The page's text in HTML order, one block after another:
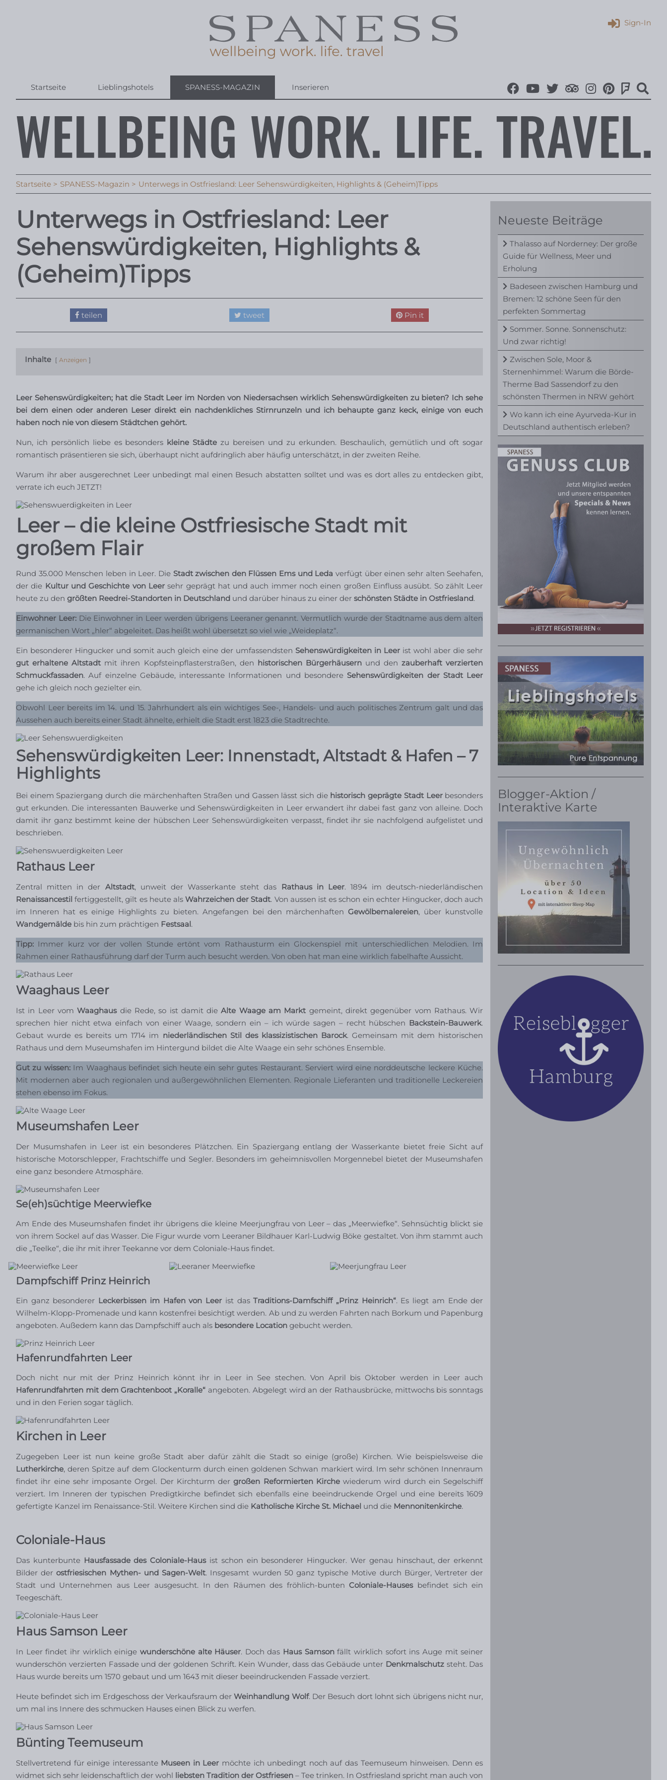
Startseite Lieblingshotels SPANESS-MAGAZIN Inserieren
Sign-In
Startseite SPANESS-Magazin Unterwegs in Ostfriesland: Leer Sehenswürdigkeiten, Highlights & (Geheim)Tipps
Unterwegs in Ostfriesland: Leer
Sehenswürdigkeiten, Highlights &
(Geheim)Tipps
teilen tweet Pin it
Inhalte Anzeigen
Leer Sehenswürdigkeiten; hat die Stadt Leer im Norden von Niedersachsen wirklich Sehenswürdigkeiten zu bieten? Ich sehe
bei dem einen oder anderen Leser direkt ein nachdenkliches Stirnrunzeln und ich behaupte ganz keck, einige von euch
haben noch nie von diesem Städtchen gehört.
Nun, ich persönlich liebe es besonders kleine Städte zu bereisen und zu erkunden. Beschaulich, gemütlich und oft sogar
romantisch präsentieren sie sich, überhaupt nicht aufdringlich aber häufig unterschätzt, in der zweiten Reihe.
Warum ihr aber ausgerechnet Leer unbedingt mal einen Besuch abstatten solltet und was es dort alles zu entdecken gibt,
verrate ich euch JETZT!
Leer – die kleine Ostfriesische Stadt mit
großem Flair
Rund 35.000 Menschen leben in Leer. Die Stadt zwischen den Flüssen Ems und Leda verfügt über einen sehr alten Seehafen,
der die Kultur und Geschichte von Leersehr geprägt hat und auch immer noch einen großen Einfluss ausübt. So zählt Leer
heute zu den größten Reedrei-Standorten in Deutschland und darüber hinaus zu einer der schönsten Städte in Ostfriesland.
Einwohner Leer: Die Einwohner in Leer werden übrigens Leeraner genannt. Vermutlich wurde der Stadtname aus dem alten
germanischen Wort „hler“ abgeleitet. Das heißt wohl übersetzt so viel wie „Weideplatz“.
Ein besonderer Hingucker und somit auch gleich eine der umfassendsten Sehenswürdigkeiten in Leer ist wohl aber die sehr
gut erhaltene Altstadt mit ihren Kopfsteinpflasterstraßen, den historischen Bürgerhäusernund denzauberhaft verzierten
Schmuckfassaden. Auf einzelne Gebäude, interessante Informationen und besondere Sehenswürdigkeiten der Stadt Leer
gehe ich gleich noch gezielter ein.
Obwohl Leer bereits im 14. und 15. Jahrhundert als ein wichtiges See-, Handels- und auch politisches Zentrum galt und das
Aussehen auch bereits einer Stadt ähnelte, erhielt die Stadt erst 1823 die Stadtrechte.
Sehenswürdigkeiten Leer: Innenstadt, Altstadt & Hafen – 7
Highlights
Bei einem Spaziergang durch die märchenhaften Straßen und Gassen lässt sich die historisch geprägte Stadt Leerbesonders
gut erkunden. Die interessanten Bauwerke und Sehenswürdigkeiten in Leer erwandert ihr dabei fast ganz von alleine. Doch
damit ihr ganz bestimmt keine der hübschen Leer Sehenswürdigkeiten verpasst, findet ihr sie nachfolgend aufgelistet und
beschrieben.
Rathaus Leer
Zentral mitten in der Altstadt, unweit der Wasserkante steht das Rathaus in Leer. 1894 im deutsch-niederländischen
Renaissancestil fertiggestellt, gilt es heute alsWahrzeichen der Stadt. Von aussen ist es schon ein echter Hingucker, doch auch
im Inneren hat es einige Highlights zu bieten. Angefangen bei den märchenhaftenGewölbemalereien, über kunstvolle
Wandgemälde bis hin zum prächtigen Festsaal.
Tipp: Immer kurz vor der vollen Stunde ertönt vom Rathausturm ein Glockenspiel mit unterschiedlichen Melodien. Im
Rahmen einer Rathausführung darf der Turm auch besucht werden. Von oben hat man eine wirklich fabelhafte Aussicht.
Waaghaus Leer
Ist in Leer vomWaaghaus die Rede, so ist damit dieAlte Waage am Markt gemeint, direkt gegenüber vom Rathaus. Wir
sprechen hier nicht etwa einfach von einer Waage, sondern ein – ich würde sagen – recht hübschen Backstein-Bauwerk.
Gebaut wurde es bereits um 1714 im niederländischen Stil des klassizistischen Barock. Gemeinsam mit dem historischen
Rathaus und dem Museumshafen im Hintergund bildet die Alte Waage ein sehr schönes Ensemble.
Gut zu wissen:Im Waaghaus befindet sich heute ein sehr gutes Restaurant. Serviert wird eine norddeutsche leckere Küche.
Mit modernen aber auch regionalen und außergewöhnlichen Elementen. Regionale Lieferanten und traditionelle Leckereien
stehen ebenso im Fokus.
Museumshafen Leer
Der Musumshafen in Leer ist ein besonderes Plätzchen. Ein Spaziergang entlang der Wasserkante bietet freie Sicht auf
historische Motorschlepper, Frachtschiffe und Segler. Besonders im geheimnisvollen Morgennebel bietet der Museumshafen
eine ganz besondere Atmosphäre.
Se(eh)süchtige Meerwiefke
Am Ende des Museumshafen findet ihr übrigens die kleine Meerjungfrau von Leer – das „Meerwiefke“. Sehnsüchtig blickt sie
von ihrem Sockel auf das Wasser. Die Figur wurde vom Leeraner Bildhauer Karl-Ludwig Böke gestaltet. Von ihm stammt auch
die „Teelke“, die ihr mit ihrer Teekanne vor dem Coloniale-Haus findet.
Dampfschiff Prinz Heinrich
Ein ganz besonderer Leckerbissen im Hafen von Leer ist dasTraditions-Damfschiff „Prinz Heinrich“. Es liegt am Ende der
Wilhelm-Klopp-Promenade und kann kostenfrei besichtigt werden. Ab und zu werden Fahrten nach Borkum und Papenburg
angeboten. Außedem kann das Dampfschiff auch als besondere Location gebucht werden.
Hafenrundfahrten Leer
Doch nicht nur mit der Prinz Heinrich könnt ihr in Leer in See stechen. Von April bis Oktober werden in Leer auch
Hafenrundfahrten mit dem Grachtenboot „Koralle“ angeboten. Abgelegt wird an der Rathausbrücke, mittwochs bis sonntags
und in den Ferien sogar täglich.
Kirchen in Leer
Zugegeben Leer ist nun keine große Stadt aber dafür zählt die Stadt so einige (große) Kirchen. Wie beispielsweise die
Lutherkirche, deren Spitze auf dem Glockenturm durch einen goldenen Schwan markiert wird. Im sehr schönen Innenraum
findet ihr eine sehr imposante Orgel. Der Kirchturm dergroßen Reformierten Kirchewiederum wird durch ein Segelschiff
verziert. Im Inneren der typischen Predigtkirche befindet sich ebenfalls eine beeindruckende Orgel und eine bereits 1609
gefertigte Kanzel im Renaissance-Stil. Weitere Kirchen sind die Katholische Kirche St. Michael und die Mennonitenkirche.
Coloniale-Haus
Das kunterbunte Hausfassade des Coloniale-Hausist schon ein besonderer Hingucker. Wer genau hinschaut, der erkennt
Bilder derostfriesischen Mythen- und Sagen-Welt. Insgesamt wurden 50 ganz typische Motive durch Bürger, Vertreter der
Stadt und Unternehmen aus Leer ausgesucht. In den Räumen des fröhlich-buntenColoniale-Hausesbefindet sich ein
Teegeschäft.
Haus Samson Leer
In Leer findet ihr wirklich einige wunderschöne alte Häuser. Doch das Haus Samsonfällt wirklich sofort ins Auge mit seiner
wunderschön verzierten Fassade und der goldenen Schrift. Kein Wunder, dass das Gebäude unter Denkmalschutzsteht. Das
Haus wurde bereits um 1570 gebaut und um 1643 mit dieser beeindruckenden Fassade verziert.
Heute befindet sich im Erdgeschoss der Verkaufsraum derWeinhandlung Wolf. Der Besuch dort lohnt sich übrigens nicht nur,
um mal ins Innere des schmucken Hauses einen Blick zu werfen.
Bünting Teemuseum
Stellvertretend für einige interessante Museen in Leer möchte ich unbedingt noch auf das Teemuseum hinweisen. Denn es
widmet sich sehr leidenschaftlich der wohl liebsten Tradition der Ostfriesen – Tee trinken. In Ostfriesland spricht man auch von
Neueste Beiträge
Thalasso auf Norderney: Der große
Guide für Wellness, Meer und
Erholung
Badeseen zwischen Hamburg und
Bremen: 12 schöne Seen für den
perfekten Sommertag
Sommer. Sonne. Sonnenschutz:
Und zwar richtig!
Zwischen Sole, Moor &
Sternenhimmel: Warum die Börde-
Therme Bad Sassendorf zu den
schönsten Thermen in NRW gehört
Wo kann ich eine Ayurveda-Kur in
Deutschland authentisch erleben?
Blogger-Aktion /
Interaktive Karte